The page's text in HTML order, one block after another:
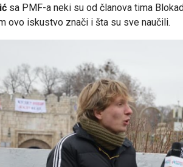
sa PMF-a neki su od članova tima
ovo iskustvo znači i šta su sve naučili.